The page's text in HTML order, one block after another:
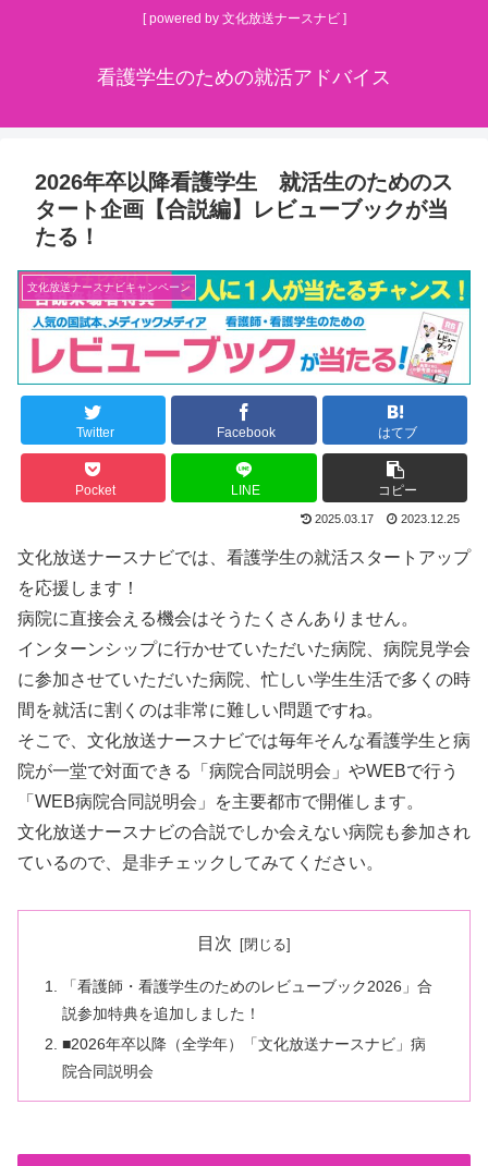
[ powered by 文化放送ナースナビ ]
看護学生のための就活アドバイス
2026年卒以降看護学生 就活生のためのス
タート企画【合説編】レビューブックが当
たる！
文化放送ナースナビキャンペーン
Twitter Facebook はてブ
Pocket LINE コピー
2025.03.17 2023.12.25
文化放送ナースナビでは、看護学生の就活スタートアップ
を応援します！
病院に直接会える機会はそうたくさんありません。
インターンシップに行かせていただいた病院、病院見学会
に参加させていただいた病院、忙しい学生生活で多くの時
間を就活に割くのは非常に難しい問題ですね。
そこで、文化放送ナースナビでは毎年そんな看護学生と病
院が一堂で対面できる「病院合同説明会」やWEBで行う
「WEB病院合同説明会」を主要都市で開催します。
文化放送ナースナビの合説でしか会えない病院も参加され
ているので、是非チェックしてみてください。
目次
「看護師・看護学生のためのレビューブック2026」合
説参加特典を追加しました！
■2026年卒以降（全学年）「文化放送ナースナビ」病
院合同説明会